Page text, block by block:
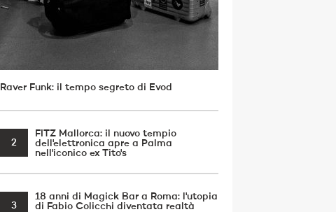
Raver Funk: il tempo segreto di Evod
2
FITZ Mallorca: il nuovo tempio
dell'elettronica apre a Palma
nell'iconico ex Tito's
3
18 anni di Magick Bar a Roma: l'utopia
di Fabio Colicchi diventata realtà